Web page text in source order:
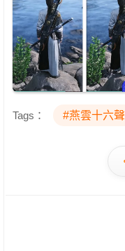
Tags： #燕雲十六聲